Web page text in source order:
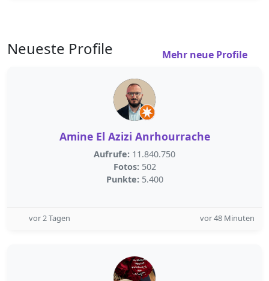
Neueste Profile Mehr neue Profile
Amine El Azizi Anrhourrache
Aufrufe: 11.840.750
Fotos: 502
Punkte: 5.400
vor 2 Tagen vor 48 Minuten